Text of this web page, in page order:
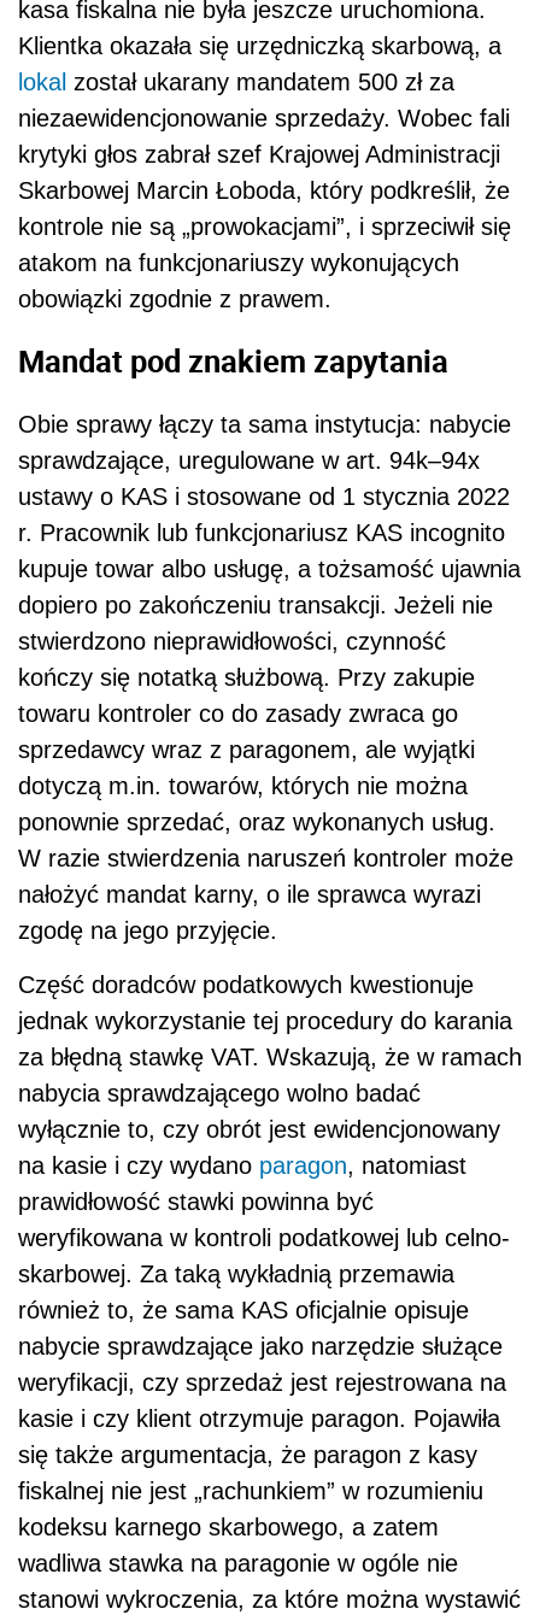
kasa fiskalna nie była jeszcze uruchomiona.
Klientka okazała się urzędniczką skarbową, a
lokal został ukarany mandatem 500 zł za
niezaewidencjonowanie sprzedaży. Wobec fali
krytyki głos zabrał szef Krajowej Administracji
Skarbowej Marcin Łoboda, który podkreślił, że
kontrole nie są „prowokacjami”, i sprzeciwił się
atakom na funkcjonariuszy wykonujących
obowiązki zgodnie z prawem.
Mandat pod znakiem zapytania
Obie sprawy łączy ta sama instytucja: nabycie
sprawdzające, uregulowane w art. 94k–94x
ustawy o KAS i stosowane od 1 stycznia 2022
r. Pracownik lub funkcjonariusz KAS incognito
kupuje towar albo usługę, a tożsamość ujawnia
dopiero po zakończeniu transakcji. Jeżeli nie
stwierdzono nieprawidłowości, czynność
kończy się notatką służbową. Przy zakupie
towaru kontroler co do zasady zwraca go
sprzedawcy wraz z paragonem, ale wyjątki
dotyczą m.in. towarów, których nie można
ponownie sprzedać, oraz wykonanych usług.
W razie stwierdzenia naruszeń kontroler może
nałożyć mandat karny, o ile sprawca wyrazi
zgodę na jego przyjęcie.
Część doradców podatkowych kwestionuje
jednak wykorzystanie tej procedury do karania
za błędną stawkę VAT. Wskazują, że w ramach
nabycia sprawdzającego wolno badać
wyłącznie to, czy obrót jest ewidencjonowany
na kasie i czy wydano paragon, natomiast
prawidłowość stawki powinna być
weryfikowana w kontroli podatkowej lub celno-
skarbowej. Za taką wykładnią przemawia
również to, że sama KAS oficjalnie opisuje
nabycie sprawdzające jako narzędzie służące
weryfikacji, czy sprzedaż jest rejestrowana na
kasie i czy klient otrzymuje paragon. Pojawiła
się także argumentacja, że paragon z kasy
fiskalnej nie jest „rachunkiem” w rozumieniu
kodeksu karnego skarbowego, a zatem
wadliwa stawka na paragonie w ogóle nie
stanowi wykroczenia, za które można wystawić